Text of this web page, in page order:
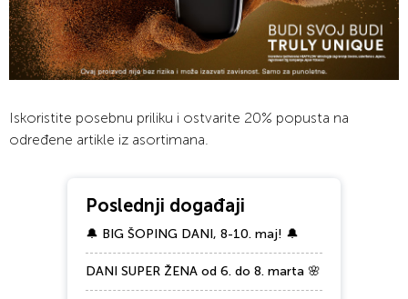
Iskoristite posebnu priliku i ostvarite 20% popusta na
određene artikle iz asortimana.
Poslednji događaji
🔔 BIG ŠOPING DANI, 8-10. maj! 🔔
DANI SUPER ŽENA od 6. do 8. marta 🌸